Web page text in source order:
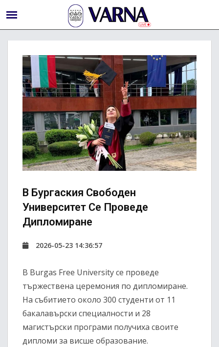
В Бургаския Свободен
Университет Се Проведе
Дипломиране
2026-05-23 14:36:57
В Burgas Free Universityсе проведе
тържествена церемония по дипломиране.
На събитието около 300 студенти от 11
бакалавърски специалности и 28
магистърски програми получиха своите
дипломи за висше образование.